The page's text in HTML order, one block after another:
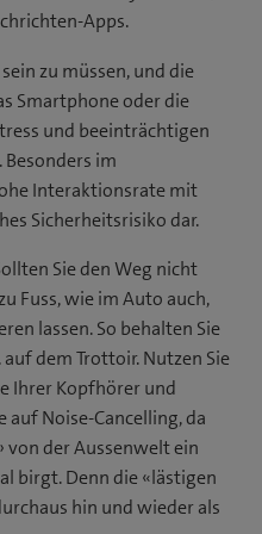
Apps.
zu müssen, und die
Smartphone oder die
und beeinträchtigen
im
Interaktionsrate mit
Sicherheitsrisiko dar.
Sie den Weg nicht
Fuss, wie im Auto auch,
lassen. So behalten Sie
dem Trottoir. Nutzen Sie
Ihrer Kopfhörer und
auf Noise-Cancelling, da
von der Aussenwelt ein
birgt. Denn die «lästigen
hin und wieder als